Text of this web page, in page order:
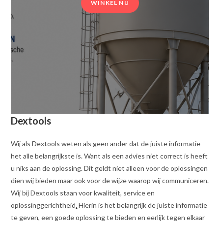
WINKEL NU
Dextools
Wij als Dextools weten als geen ander dat de juiste informatie
het alle belangrijkste is. Want als een advies niet correct is heeft
u niks aan de oplossing. Dit geldt niet alleen voor de oplossingen
dien wij bieden maar ook voor de wijze waarop wij communiceren.
Wij bij Dextools staan voor kwaliteit, service en
oplossinggerichtheid.Hierin is het belangrijk de juiste informatie
te geven, een goede oplossing te bieden en eerlijk tegen elkaar